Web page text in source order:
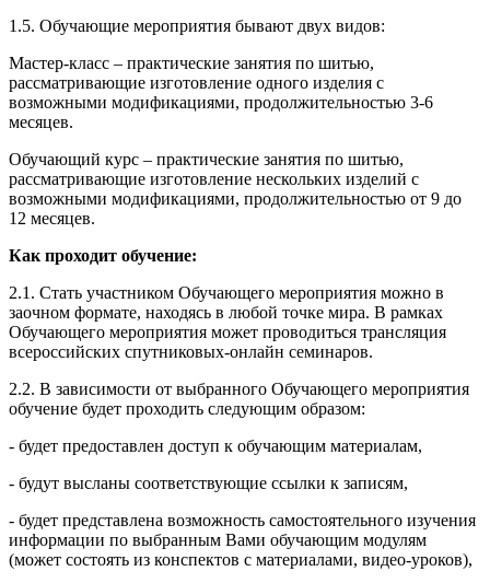
1.5. Обучающие мероприятия бывают двух видов:
Мастер-класс – практические занятия по шитью,
рассматривающие изготовление одного изделия с
возможными модификациями, продолжительностью 3-6
месяцев.
Обучающий курс – практические занятия по шитью,
рассматривающие изготовление нескольких изделий с
возможными модификациями, продолжительностью от 9 до
12 месяцев.
Как проходит обучение:
2.1. Стать участником Обучающего мероприятия можно в
заочном формате, находясь в любой точке мира. В рамках
Обучающего мероприятия может проводиться трансляция
всероссийских спутниковых-онлайн семинаров.
2.2. В зависимости от выбранного Обучающего мероприятия
обучение будет проходить следующим образом:
- будет предоставлен доступ к обучающим материалам,
- будут высланы соответствующие ссылки к записям,
- будет представлена возможность самостоятельного изучения
информации по выбранным Вами обучающим модулям
(может состоять из конспектов с материалами, видео-уроков),